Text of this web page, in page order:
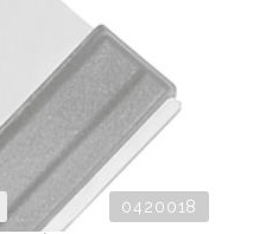
0420018